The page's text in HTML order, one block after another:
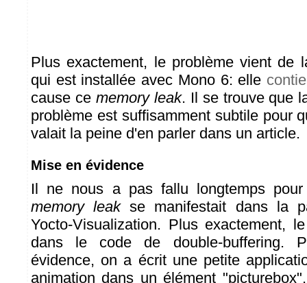
Plus exactement, le problème vient de
qui est installée avec Mono 6: elle
cause ce memory leak. Il se trouve que
problème est suffisamment subtile pour
valait la peine d'en parler dans un article.
Mise en évidence
Il ne nous a pas fallu longtemps
memory leakse manifestait dans la
Yocto-Visualization. Plus exactement,
dans le code de double-buffering.
évidence, on a écrit une petite
animation dans un élément